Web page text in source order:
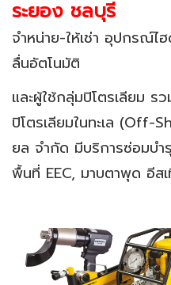
ระยอง ชลบุรี
จำหน่าย-ให้เช่า อุปกรณ์
ลื่นอัตโนมัติ
และผู้ใช้กลุ่มปิโตรเลียม ร
ปิโตรเลียมในทะเล (Off-
ยล จำกัด มีบริการซ่อมบำ
พื้นที่ EEC, มาบตาพุด อีส